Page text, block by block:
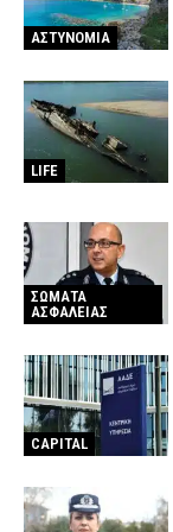
ΑΣΤΥΝΟΜΙΑ
LIFE
ΣΩΜΑΤΑ
ΑΣΦΑΛΕΙΑΣ
CAPITAL